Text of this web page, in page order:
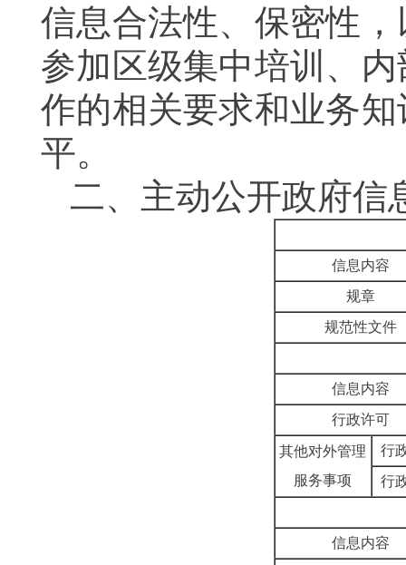
信息合法性、保密性
参加区级集中培训、
作的相关要求和业务
平。
二、主动公开政府信
信息内容
规章
规范性文件
信息内容
行政许可
其他对外管理
服务事项
行
行
信息内容